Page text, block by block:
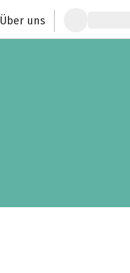
Über uns